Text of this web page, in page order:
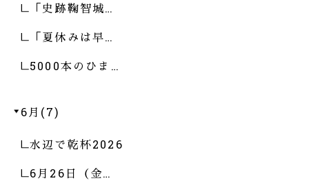
「史跡鞠智城…
「夏休みは早…
5000本のひま…
6月(7)
水辺で乾杯2026
6月26日（金…